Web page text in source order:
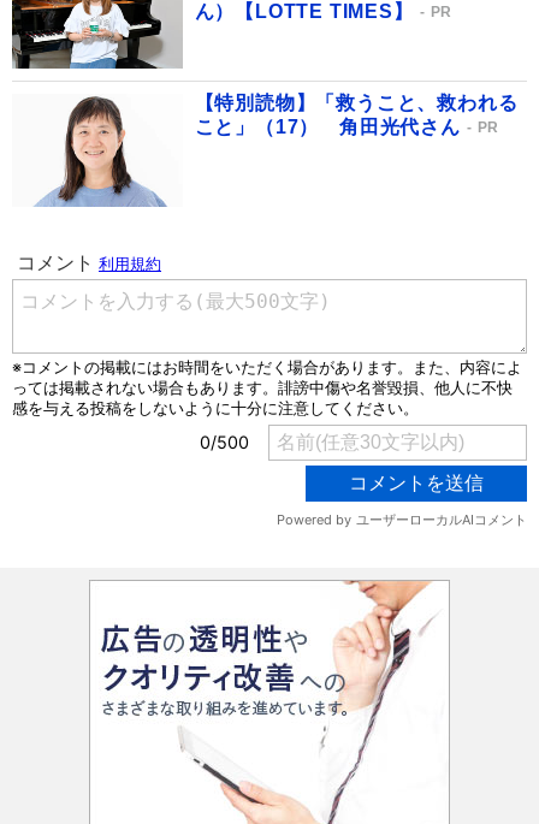
ん）【LOTTE TIMES】
PR
【特別読物】「救うこと、救われる
こと」（17） 角田光代さん
PR